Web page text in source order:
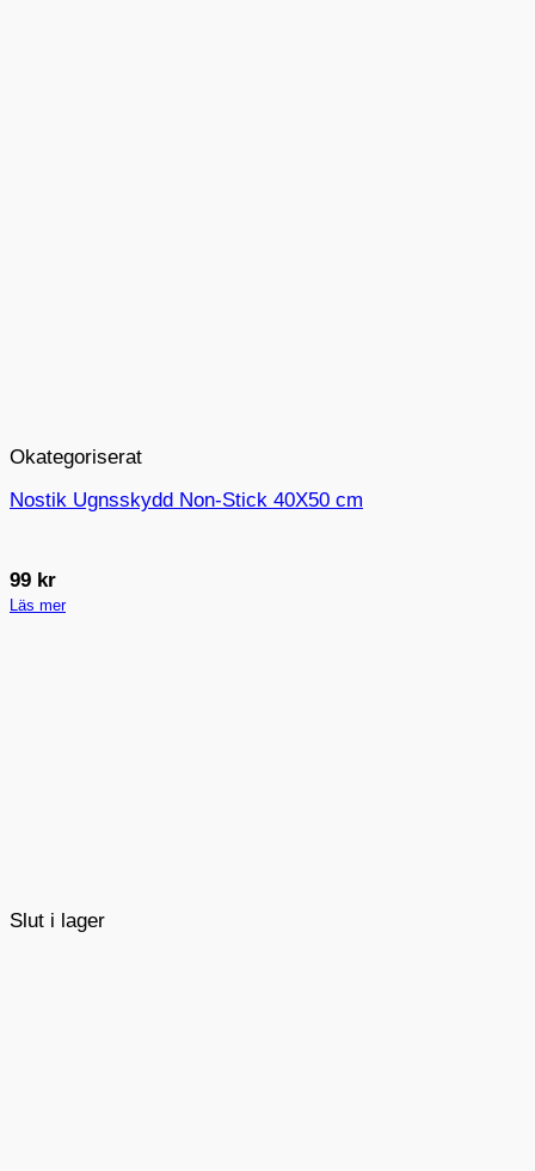
Slut i lager
Okategoriserat
Nostik Ugnsskydd Non-Stick 40X50 cm
99 kr
Läs mer